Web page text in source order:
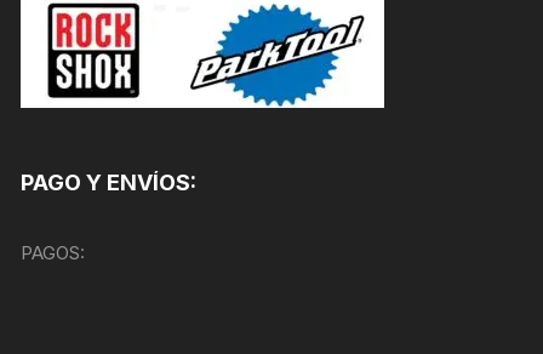
PAGO Y ENVÍOS:
PAGOS: